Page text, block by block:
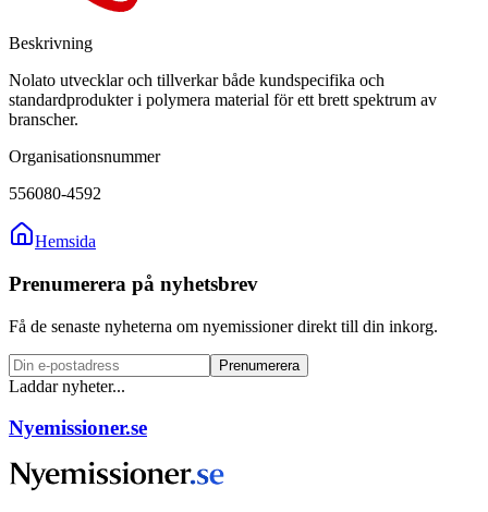
Beskrivning
Nolato utvecklar och tillverkar både kundspecifika och
standardprodukter i polymera material för ett brett spektrum av
branscher.
Organisationsnummer
556080-4592
Hemsida
Prenumerera på nyhetsbrev
Få de senaste nyheterna om nyemissioner direkt till din inkorg.
Prenumerera
Laddar nyheter...
Nyemissioner.se